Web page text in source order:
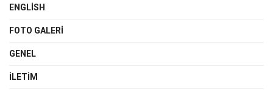
ENGLISH
FOTO GALERI
GENEL
İLETIM